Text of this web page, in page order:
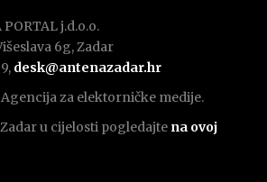
j.d.o.o.
6g, Zadar
desk@antenazadar.hr
za elektorničke medije.
u cijelosti pogledajte na ovoj